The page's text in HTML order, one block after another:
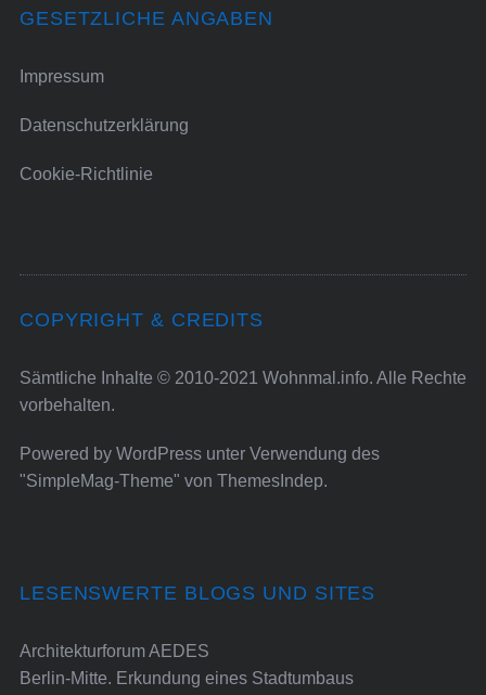
GESETZLICHE ANGABEN
Impressum
Datenschutzerklärung
Cookie-Richtlinie
COPYRIGHT & CREDITS
Sämtliche Inhalte © 2010-2021 Wohnmal.info. Alle Rechte
vorbehalten.
Powered by WordPressunter Verwendung des
"SimpleMag-Theme" von ThemesIndep.
LESENSWERTE BLOGS UND SITES
Architekturforum AEDES
Berlin-Mitte. Erkundung eines Stadtumbaus